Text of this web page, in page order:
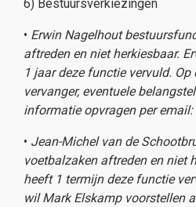
6) Bestuursverkiezingen
• Erwin Nagelhout
aftreden en niet herkiesbaar.
1 jaar deze functie vervuld. Op
vervanger, eventuele
informatie opvragen per email:
• Jean-Michel van de
voetbalzaken aftreden en niet
heeft 1 termijndeze functie
wil Mark Elskamp voorstellen